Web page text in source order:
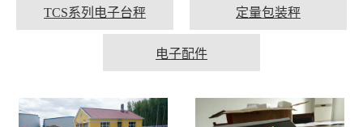
TCS系列电子台秤 定量包装秤
电子配件